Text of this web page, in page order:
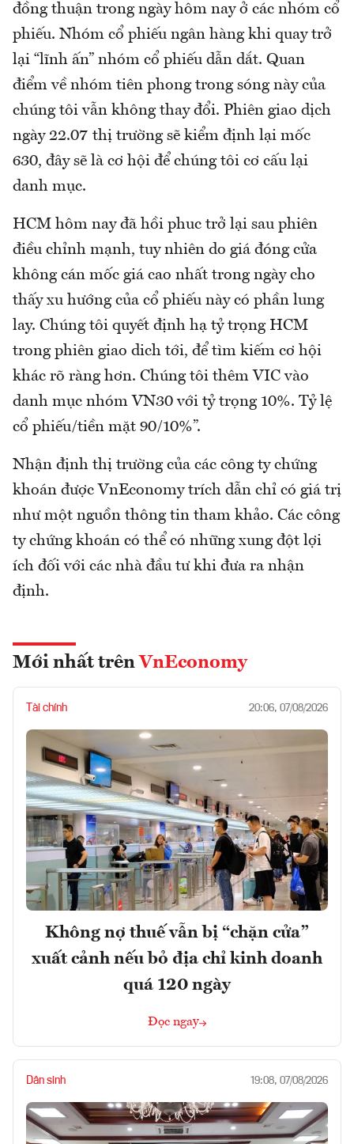
đồng thuận trong ngày hôm nay ở các nhóm cổ
phiếu. Nhóm cổ phiếu ngân hàng khi quay trở
lại “lĩnh ấn” nhóm cổ phiếu dẫn dắt. Quan
điểm về nhóm tiên phong trong sóng này của
chúng tôi vẫn không thay đổi. Phiên giao dịch
ngày 22.07 thị trường sẽ kiểm định lại mốc
630, đây sẽ là cơ hội để chúng tôi cơ cấu lại
danh mục.
HCM hôm nay đã hồi phuc trở lại sau phiên
điều chỉnh mạnh, tuy nhiên do giá đóng cửa
không cán mốc giá cao nhất trong ngày cho
thấy xu hướng của cổ phiếu này có phần lung
lay. Chúng tôi quyết định hạ tỷ trọng HCM
trong phiên giao dich tới, để tìm kiếm cơ hội
khác rõ ràng hơn. Chúng tôi thêm VIC vào
danh mục nhóm VN30 với tỷ trọng 10%. Tỷ lệ
cổ phiếu/tiền mặt 90/10%”.
Nhận định thị trường của các công ty chứng
khoán được VnEconomy trích dẫn chỉ có giá trị
như một nguồn thông tin tham khảo. Các công
ty chứng khoán có thể có những xung đột lợi
ích đối với các nhà đầu tư khi đưa ra nhận
định.
Mới nhất trên VnEconomy
Tài chính 20:06, 07/08/2026
Không nợ thuế vẫn bị “chặn cửa”
xuất cảnh nếu bỏ địa chỉ kinh doanh
quá 120 ngày
Đọc ngay
Dân sinh 19:08, 07/08/2026